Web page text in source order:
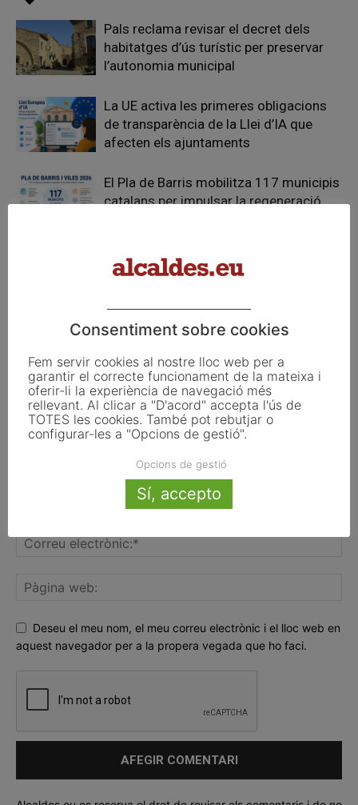
Pals reclama revisar el decret dels
habitatges d’ús turístic per preservar
l’autonomia municipal
La UE activa les primeres obligacions
de transparència de la Llei d’IA que
afecten els ajuntaments
El Pla de Barris mobilitza 117 municipis
catalans per impulsar la regeneració
Deseu el meu nom, el meu correu electrònic i el lloc web en
aquest navegador per a la propera vegada que ho faci.
Consentiment sobre cookies
Fem servir cookies al nostre lloc web per a
garantir el correcte funcionament de la mateixa i
oferir-li la experiència de navegació més
rellevant. Al clicar a "D'acord" accepta l'ús de
TOTES les cookies. També pot rebutjar o
configurar-les a "Opcions de gestió".
Opcions de gestió
Sí, accepto